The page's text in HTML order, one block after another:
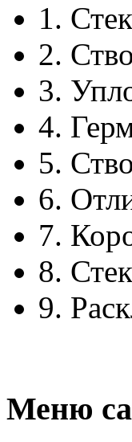
1.
2.
3.
4.
5.
6.
7.
8.
9.
Меню